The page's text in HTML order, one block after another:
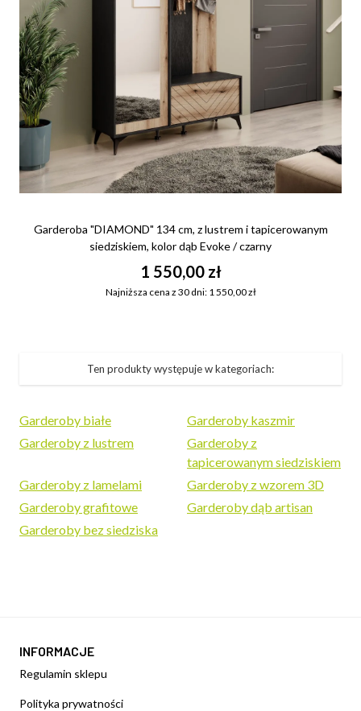
Garderoba "DIAMOND" 134 cm, z lustrem i tapicerowanym
siedziskiem, kolor dąb Evoke / czarny
1 550,00 zł
Najniższa cena z 30 dni: 1 550,00 zł
Ten produkty występuje w kategoriach:
Garderoby białe
Garderoby kaszmir
Garderoby z lustrem
Garderoby z
tapicerowanym siedziskiem
Garderoby z lamelami
Garderoby z wzorem 3D
Garderoby grafitowe
Garderoby dąb artisan
Garderoby bez siedziska
INFORMACJE
Regulamin sklepu
Polityka prywatności